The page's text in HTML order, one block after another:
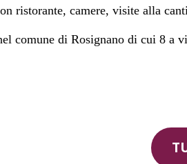
ristorante, camere, visite alla
comune di Rosignano di cui 8 a